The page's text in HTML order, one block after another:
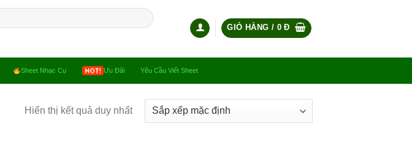
GIỎ HÀNG / 0Đ
Sheet Nhạc Cụ Ưu Đãi Yêu Cầu Viết Sheet
Hiển thị kết quả duy nhất